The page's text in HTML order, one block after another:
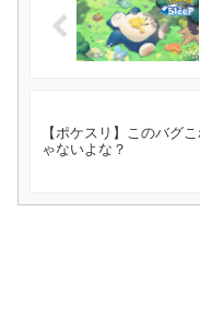
【ポケスリ】このバグ
ゃないよな？